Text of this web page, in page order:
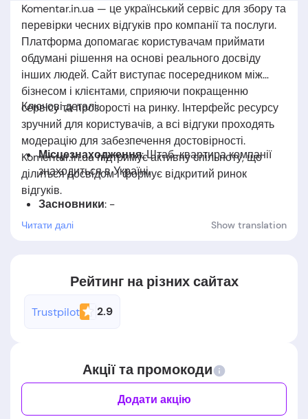
Komentar.in.ua — це український сервіс для збору та
перевірки чесних відгуків про компанії та послуги.
Платформа допомагає користувачам приймати
обдумані рішення на основі реального досвіду
інших людей. Сайт виступає посередником між
бізнесом і клієнтами, сприяючи покращенню
сервісу та прозорості на ринку. Інтерфейс ресурсу
зручний для користувачів, а всі відгуки проходять
модерацію для забезпечення достовірності.
Komentar.in.ua підтримує активну спільноту, що
ділиться досвідом і формує відкритий ринок
відгуків.
Ключові деталі:
Місцезнаходження: Штаб-квартира компанії
знаходиться в Україні.
Засновники: -
Читати далі Show translation
Рейтинг на різних сайтах
Trustpilot 2.9
Акції та промокоди
Додати акцію